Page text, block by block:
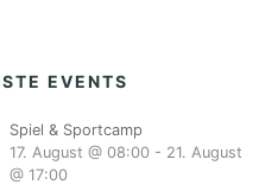
EVENTS
Spiel & Sportcamp
17. August @ 08:00- 21. August
@ 17:00